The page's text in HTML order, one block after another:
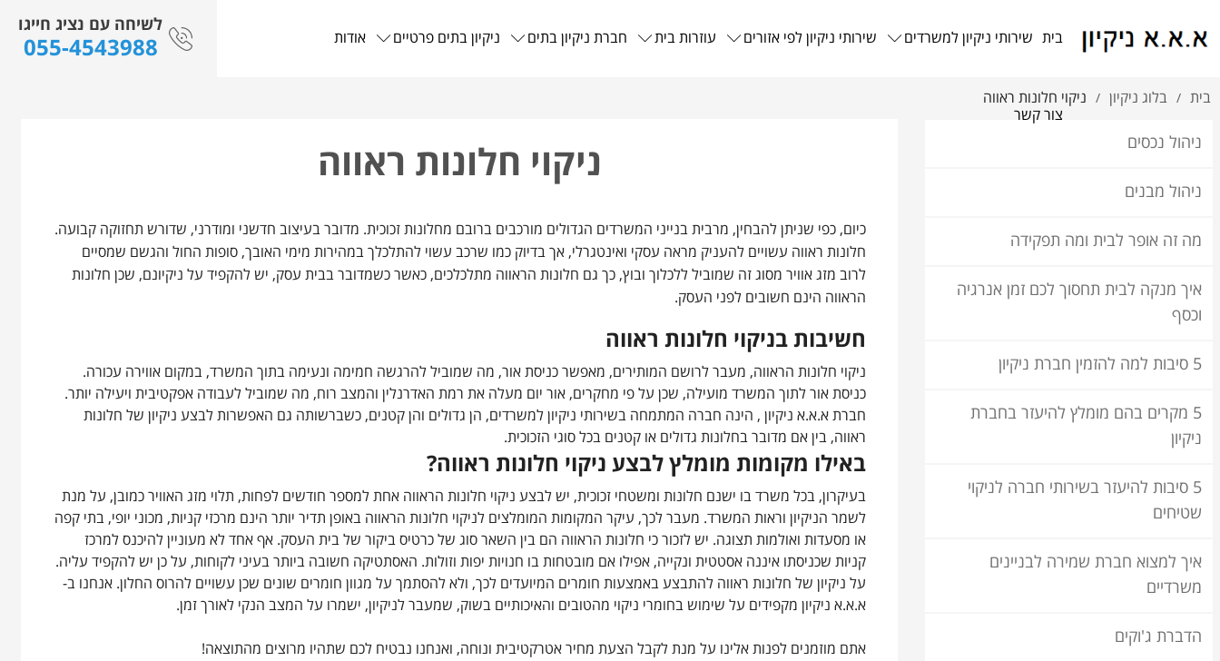
בית שירותי ניקיון למשרדים שירותי ניקיון לפי אזורים עוזרות בית חברת ניקיון בתים ניקיון בתים פרטיים אודות
צור קשר
לשיחה עם נציג חייגו
055-4543988
בית / בלוג ניקיון / ניקוי חלונות ראווה
ניהול נכסים
ניהול מבנים
מה זה אופר לבית ומה תפקידה
איך מנקה לבית תחסוך לכם זמן אנרגיה
וכסף
5 סיבות למה להזמין חברת ניקיון
5 מקרים בהם מומלץ להיעזר בחברת
ניקיון
5 סיבות להיעזר בשירותי חברה לניקוי
שטיחים
איך למצוא חברת שמירה לבניינים
משרדיים
הדברת ג'וקים
ניקוי חלונות ראווה
כיום, כפי שניתן להבחין, מרבית בנייני המשרדים הגדולים מורכבים ברובם מחלונות זכוכית. מדובר בעיצוב חדשני ומודרני, שדורש תחזוקה קבועה.
חלונות ראווה עשויים להעניק מראה עסקי ואינטגרלי, אך בדיוק כמו שרכב עשוי להתלכלך במהירות מימי האובך, סופות החול והגשם שמסיים
לרוב מזג אוויר מסוג זה שמוביל ללכלוך ובוץ, כך גם חלונות הראווה מתלכלכים, כאשר כשמדובר בבית עסק, יש להקפיד על ניקיונם, שכן חלונות
הראווה הינם חשובים לפני העסק.
חשיבות בניקוי חלונות ראווה
ניקוי חלונות הראווה, מעבר לרושם המותירים, מאפשר כניסת אור, מה שמוביל להרגשה חמימה ונעימה בתוך המשרד, במקום אווירה עכורה.
כניסת אור לתוך המשרד מועילה, שכן על פי מחקרים, אור יום מעלה את רמת האדרנלין והמצב רוח, מה שמוביל לעבודה אפקטיבית ויעילה יותר.
חברת א.א.א ניקיון , הינה חברה המתמחה בשירותי ניקיון למשרדים, הן גדולים והן קטנים, כשברשותה גם האפשרות לבצע ניקיון של חלונות
ראווה, בין אם מדובר בחלונות גדולים או קטנים בכל סוגי הזכוכית.
באילו מקומות מומלץ לבצע ניקוי חלונות ראווה?
בעיקרון, בכל משרד בו ישנם חלונות ומשטחי זכוכית, יש לבצע ניקוי חלונות הראווה אחת למספר חודשים לפחות, תלוי מזג האוויר כמובן, על מנת
לשמר הניקיון וראות המשרד. מעבר לכך, עיקר המקומות המומלצים לניקוי חלונות הראווה באופן תדיר יותר הינם מרכזי קניות, מכוני יופי, בתי קפה
או מסעדות ואולמות תצוגה. יש לזכור כי חלונות הראווה הם בין השאר סוג של כרטיס ביקור של בית העסק. אף אחד לא מעוניין להיכנס למרכז
קניות שכניסתו איננה אסטטית ונקייה, אפילו אם מובטחות בו חנויות יפות וזולות. האסתטיקה חשובה ביותר בעיני לקוחות, על כן יש להקפיד עליה.
על ניקיון של חלונות ראווה להתבצע באמצעות חומרים המיועדים לכך, ולא להסתמך על מגוון חומרים שונים שכן עשויים להרוס החלון. אנחנו ב-
א.א.א ניקיון מקפידים על שימוש בחומרי ניקוי מהטובים והאיכותיים בשוק, שמעבר לניקיון, ישמרו על המצב הנקי לאורך זמן.
אתם מוזמנים לפנות אלינו על מנת לקבל הצעת מחיר אטרקטיבית ונוחה, ואנחנו נבטיח לכם שתהיו מרוצים מהתוצאה!